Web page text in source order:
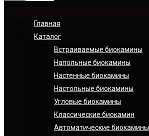
Главная
Каталог
Встраиваемые биокамины
Напольные биокамины
Настенные биокамины
Настoльные биокамины
Угловые биокамины
Классические биокамин
Автоматические биокамины